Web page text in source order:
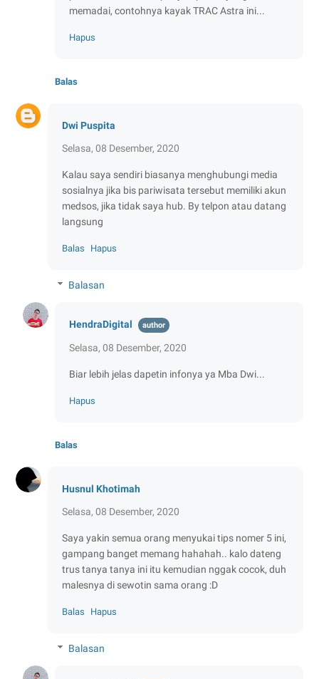
memadai, contohnya kayak TRAC Astra ini...
Hapus
Balas
Dwi Puspita
Selasa, 08 Desember, 2020
Kalau saya sendiri biasanya menghubungi media
sosialnya jika bis pariwisata tersebut memiliki akun
medsos, jika tidak saya hub. By telpon atau datang
langsung
Balas Hapus
Balasan
HendraDigital
Selasa, 08 Desember, 2020
Biar lebih jelas dapetin infonya ya Mba Dwi...
Hapus
Balas
Husnul Khotimah
Selasa, 08 Desember, 2020
Saya yakin semua orang menyukai tips nomer 5 ini,
gampang banget memang hahahah.. kalo dateng
trus tanya tanya ini itu kemudian nggak cocok, duh
malesnya di sewotin sama orang :D
Balas Hapus
Balasan